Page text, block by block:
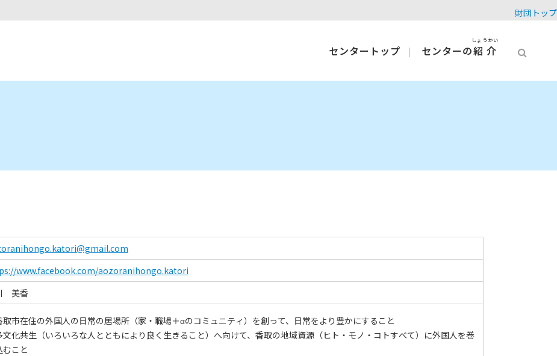
財団トップ
センタートップ センターの紹介
しょうかい
www.facebook.com/aozoranihongo.katori
美香
取市在住の外国人の日常の居場所（家・職場＋αのコミュニティ）を創って、日常をより豊かにすること
文化共生（いろいろな人とともにより良く生きること）へ向けて、香取の地域資源（ヒト・モノ・コトすべて）に外国人を巻
むこと